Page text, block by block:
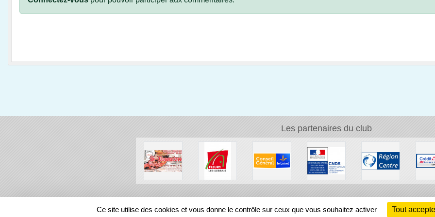
Les partenaires du club
REGIONS
Ce site utilise des cookies et vous donne le contrôle sur ceux que vous souhaitez activer Tout